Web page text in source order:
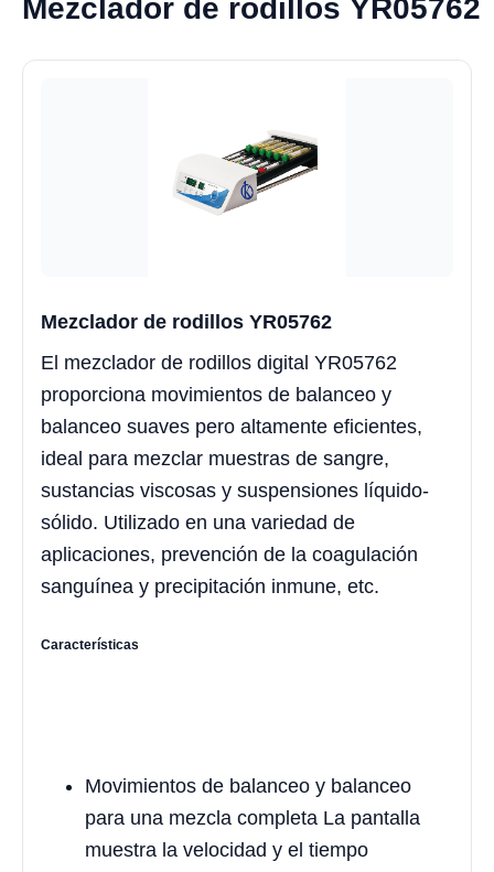
Mezclador de rodillos YR05762
Mezclador de rodillos YR05762
El mezclador de rodillos digital YR05762
proporciona movimientos de balanceo y
balanceo suaves pero altamente eficientes,
ideal para mezclar muestras de sangre,
sustancias viscosas y suspensiones líquido-
sólido. Utilizado en una variedad de
aplicaciones, prevención de la coagulación
sanguínea y precipitación inmune, etc.
Características
Movimientos de balanceo y balanceo
para una mezcla completa La pantalla
muestra la velocidad y el tiempo